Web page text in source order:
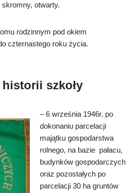
skromny, otwarty.
rodzinnym pod okiem
czternastego roku życia.
szkoły
– 6 września 1946r. po
dokonaniu parcelacji
majątku gospodarstwa
rolnego, na bazie pałacu,
budynków gospodarczych
oraz pozostałych po
parcelacji 30 ha gruntów